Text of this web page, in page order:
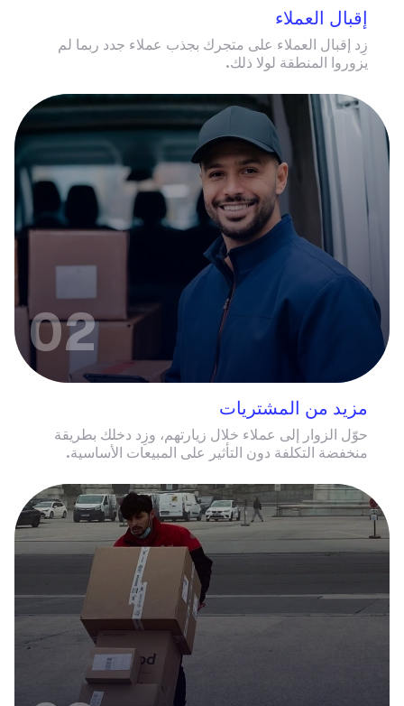
إقبال العملاء
زِد إقبال العملاء على متجرك بجذب عملاء جدد ربما لم
يزوروا المنطقة لولا ذلك.
02
مزيد من المشتريات
حوّل الزوار إلى عملاء خلال زيارتهم، وزِد دخلك بطريقة
منخفضة التكلفة دون التأثير على المبيعات الأساسية.